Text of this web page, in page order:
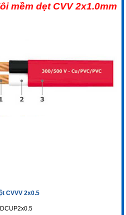
mềm dẹt CVV 2x1.0mm
CVVV 2x0.5